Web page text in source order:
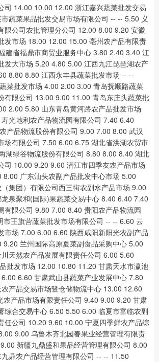
司 14.00 10.00 12.00 浙江嘉兴蔬菜批发交易
蔬菜果品批发交易市场有限公司 -- -- 5.50 义
限公司农批管理分公司 12.00 8.00 9.20 安徽
发市场 18.00 12.00 15.00 亳州农产品有限责
建省福鼎市商贸业服务中心 3.80 2.40 3.40 江
发大市场 5.20 4.80 5.00 江西九江琵琶湖农产
8.80 8.80 江西永丰县蔬菜批发市场 -- --
菜批发市场 4.00 2.00 3.00 青岛抚顺路蔬菜
有限公司 13.00 9.00 11.00 青岛东庄头蔬菜批
2.00 5.80 山东青岛黄河路农产品批发市场
光地利农产品物流园有限公司 7.40 6.40
产品物流股份有限公司 9.00 7.00 8.00 武汉
场有限公司 7.50 6.00 6.75 湖北省洪湖农贸市
湖绿谷物流股份有限公司 8.80 8.00 8.40 湖北
司 10.00 9.20 9.60 潜江市四季友农产品市场
广东汕头农副产品批发中心市场 5.00
集团）有限公司西三街农副水产品市场 9.00
泉聚和(国际)果蔬菜交易中心 8.40 6.40 7.40
有限公司 9.80 7.00 8.40 贵阳农产品物流园
王旗营蔬菜批发市场有限公司 -- -- 6.60 云
市场 7.00 6.00 6.60 陕西咸阳新阳光农副产品
兰州国际高原夏菜副食品采购中心 5.00
天然农产品发展有限责任公司 6.00 5.60
批发市场 12.00 10.80 11.20 甘肃天水市瀛池
6.60 甘肃武山县蔬菜产业发展中心 7.80
产品交易市场暨仓储物流中心 13.00 12.60
农产品市场有限责任公司 9.40 9.00 9.20 甘肃
综合交易中心 6.50 5.50 6.00 临夏市富临农副
任公司 10.20 9.60 10.00 宁夏四季鲜农产品综
9.00 乌鲁木齐北园春果业经营管理有限责
新疆九鼎盛和果品经营管理有限公司 8.00
鼎农产品经营管理有限公司 -- -- 11.50